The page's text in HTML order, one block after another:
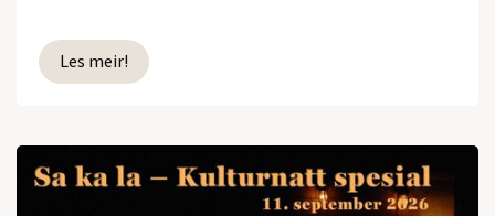
Les meir!